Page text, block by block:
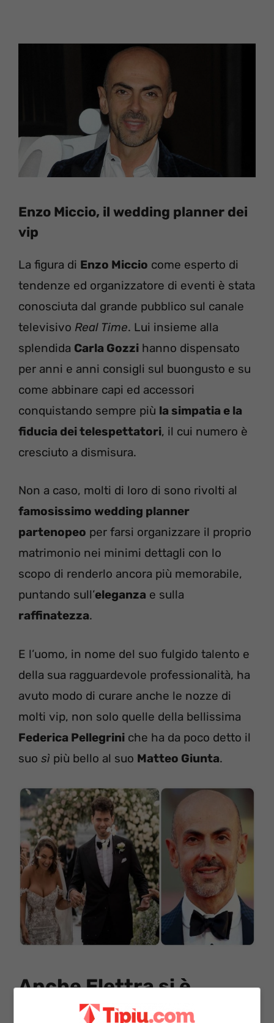
Enzo Miccio, il wedding planner dei
vip
La figura di Enzo Miccio come esperto di
tendenze ed organizzatore di eventi è stata
conosciuta dal grande pubblico sul canale
televisivo Real Time. Lui insieme alla
splendida Carla Gozzi hanno dispensato
per anni e anni consigli sul buongusto e su
come abbinare capi ed accessori
conquistando sempre più la simpatia e la
fiducia dei telespettatori, il cui numero è
cresciuto a dismisura.
Non a caso, molti di loro di sono rivolti al
famosissimo wedding planner
partenopeo per farsi organizzare il proprio
matrimonio nei minimi dettagli con lo
scopo di renderlo ancora più memorabile,
puntando sull’eleganza e sulla
raffinatezza.
E l’uomo, in nome del suo fulgido talento e
della sua ragguardevole professionalità, ha
avuto modo di curare anche le nozze di
molti vip, non solo quelle della bellissima
Federica Pellegrini che ha da poco detto il
suo sì più bello al suo Matteo Giunta.
Anche Elettra si è
affidata a lui